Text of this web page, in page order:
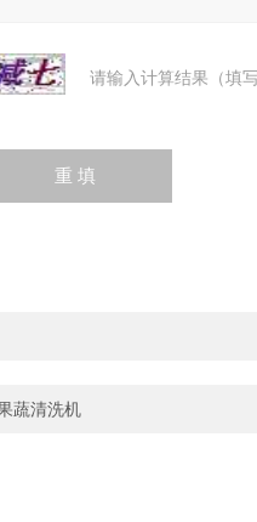
请输入计算结果（填
蔬清洗机